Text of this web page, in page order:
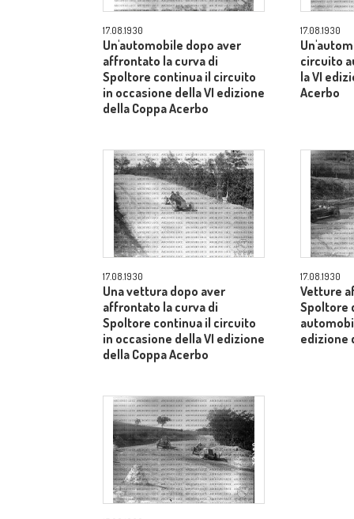
17.08.1930
Un'automobile dopo aver
affrontato la curva di
Spoltore continua il circuito
in occasione della VI edizione
della Coppa Acerbo
17.08.1930
circuito
la VI
Acerbo
17.08.1930
Una vettura dopo aver
affrontato la curva di
Spoltore continua il circuito
in occasione della VI edizione
della Coppa Acerbo
17.08.1930
Vetture
Spoltore
edizione